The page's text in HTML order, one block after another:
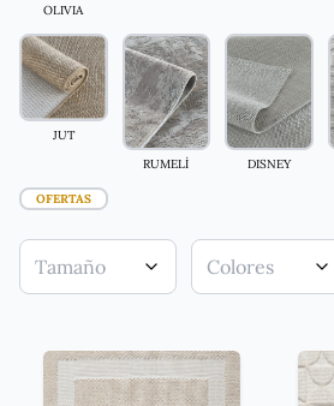
OLIVIA
JUT
RUMELİ
DISNEY
OFERTAS
Tamaño Colores